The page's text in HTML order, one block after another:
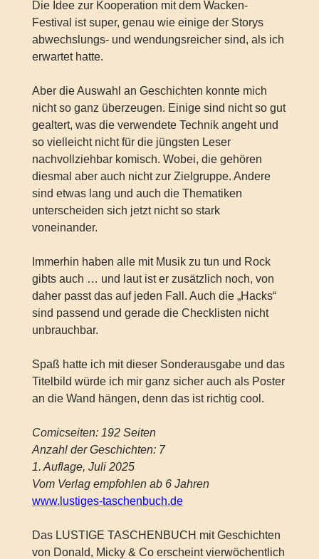
Die Idee zur Kooperation mit dem Wacken-
Festival ist super, genau wie einige der Storys
abwechslungs- und wendungsreicher sind, als ich
erwartet hatte.
Aber die Auswahl an Geschichten konnte mich
nicht so ganz überzeugen. Einige sind nicht so gut
gealtert, was die verwendete Technik angeht und
so vielleicht nicht für die jüngsten Leser
nachvollziehbar komisch. Wobei, die gehören
diesmal aber auch nicht zur Zielgruppe. Andere
sind etwas lang und auch die Thematiken
unterscheiden sich jetzt nicht so stark
voneinander.
Immerhin haben alle mit Musik zu tun und Rock
gibts auch … und laut ist er zusätzlich noch, von
daher passt das auf jeden Fall. Auch die „Hacks“
sind passend und gerade die Checklisten nicht
unbrauchbar.
Spaß hatte ich mit dieser Sonderausgabe und das
Titelbild würde ich mir ganz sicher auch als Poster
an die Wand hängen, denn das ist richtig cool.
Comicseiten: 192 Seiten
Anzahl der Geschichten: 7
1. Auflage, Juli 2025
Vom Verlag empfohlen ab 6 Jahren
www.lustiges-taschenbuch.de
Das LUSTIGE TASCHENBUCH mit Geschichten
von Donald, Micky & Co erscheint vierwöchentlich